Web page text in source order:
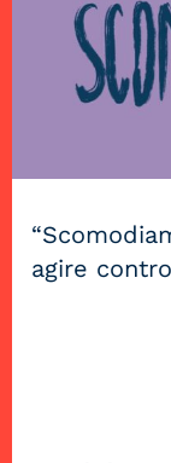
agire